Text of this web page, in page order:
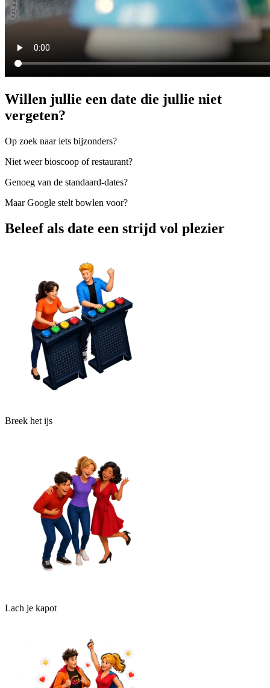
Willen jullie een date die jullie niet
vergeten?
Op zoek naar iets bijzonders?
Niet weer bioscoop of restaurant?
Genoeg van de standaard-dates?
Maar Google stelt bowlen voor?
Beleef als date een strijd vol plezier
Breek het ijs
Lach je kapot